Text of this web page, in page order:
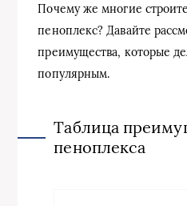
Почему же многие
пеноплекс? Давайте
преимущества, которые
популярным.
Таблица
пеноплекса